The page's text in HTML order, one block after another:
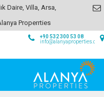
Daire, Villa, Arsa,
Properrties
+90 532 300 53 08
info@alanyaproperties.com